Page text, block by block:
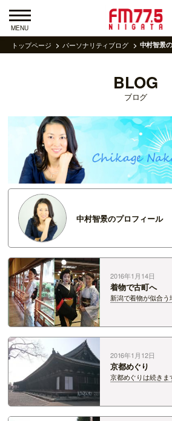
MENU
トップページ パーソナリティブログ 中村智景
BLOG
ブログ
中村智景のプロフィール
2016年1月14日
着物で古町へ
新潟で着物が似合
しら？ 鍋茶屋であ
した。 古町芸妓さ
を感じた1日でした
芸妓さん、あおい
2016年1月12日
京都めぐり
京都めぐりは続きま
東に面していて南
あるという建築的
う数は、観音菩薩
んですって。 でも